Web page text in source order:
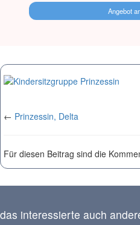
Angebot
← Prinzessin, Delta
Für diesen Beitrag sind die
das interessierte auch